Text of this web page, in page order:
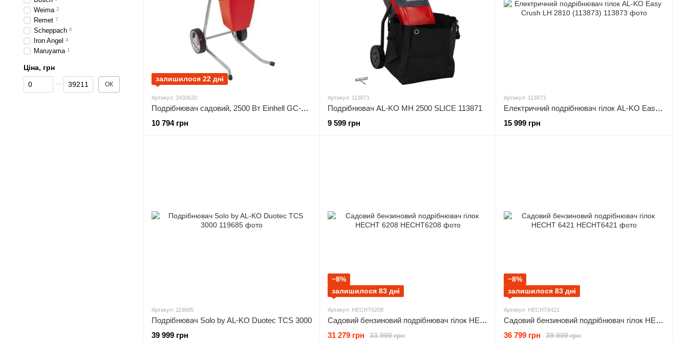
залишилося 22 дні
Артикул: 3430620
Подрібнювач садовий, 2500 Вт Einhell GC-RS 2540 3430620
10 794 грн
Артикул: 113871
Подрібнювач AL-KO MH 2500 SLICE 113871
9 599 грн
Артикул: 113873
Електричний подрібнювач гілок AL-KO Easy Crush LH 2810 (113873)
15 999 грн
Артикул: 119685
Подрібнювач Solo by AL-KO Duotec TCS 3000
39 999 грн
−8%
залишилося 83 дні
Артикул: HECHT6208
Садовий бензиновий подрібнювач гілок HECHT 6208
33 999 грн
31 279 грн
−8%
залишилося 83 дні
Артикул: HECHT6421
Садовий бензиновий подрібнювач гілок HECHT 6421
39 999 грн
36 799 грн
Weima 2
Remet 7
Scheppach 6
Iron Angel 4
Maruyama 1
Ціна, грн
Від Ціна, грн
До Ціна, грн ОК